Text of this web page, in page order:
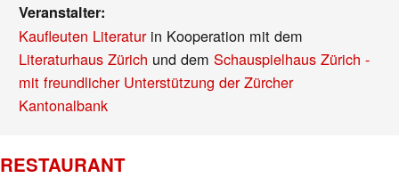
Veranstalter:
Kaufleuten Literaturin Kooperation mit dem
Literaturhaus Zürich und demSchauspielhaus Zürich -
mit freundlicher Unterstützung derZürcher
Kantonalbank
RESTAURANT